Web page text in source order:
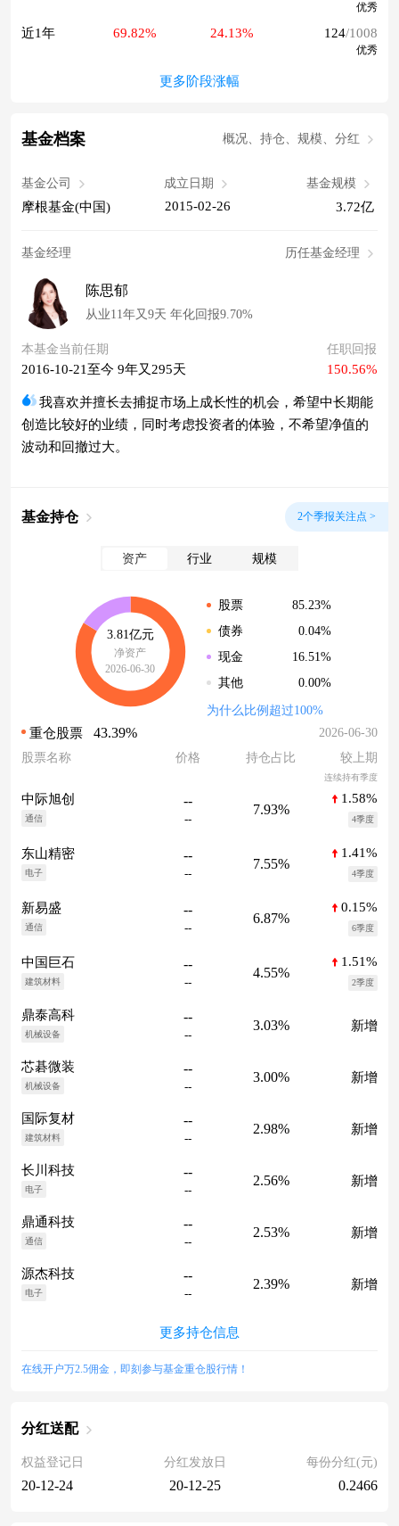
优秀
近1年 69.82% 24.13% 124/1008
优秀
更多阶段涨幅
基金档案 概况、持仓、规模、分红
基金公司
摩根基金(中国)
成立日期
2015-02-26
基金规模
3.72亿
基金经理 历任基金经理
陈思郁
从业11年又9天 年化回报9.70%
本基金当前任期
2016-10-21至今 9年又295天
任职回报
150.56%
我喜欢并擅长去捕捉市场上成长性的机会，希望中长期能
创造比较好的业绩，同时考虑投资者的体验，不希望净值的
波动和回撤过大。
基金持仓 2个季报关注点 >
资产 行业 规模
3.81亿元
净资产
2026-06-30
股票
85.23%
债券
0.04%
现金
16.51%
其他
0.00%
为什么比例超过100%
重仓股票 43.39%
2026-06-30
股票名称
价格 持仓占比 较上期
连续持有季度
中际旭创
通信
--
--
7.93%
1.58%
4季度
东山精密
电子
--
--
7.55%
1.41%
4季度
新易盛
通信
--
--
6.87%
0.15%
6季度
中国巨石
建筑材料
--
--
4.55%
1.51%
2季度
鼎泰高科
机械设备
--
--
3.03% 新增
芯碁微装
机械设备
--
--
3.00% 新增
国际复材
建筑材料
--
--
2.98% 新增
长川科技
电子
--
--
2.56% 新增
鼎通科技
通信
--
--
2.53% 新增
源杰科技
电子
--
--
2.39% 新增
更多持仓信息
在线开户万2.5佣金，即刻参与基金重仓股行情！
分红送配
权益登记日
20-12-24
分红发放日
20-12-25
每份分红(元)
0.2466